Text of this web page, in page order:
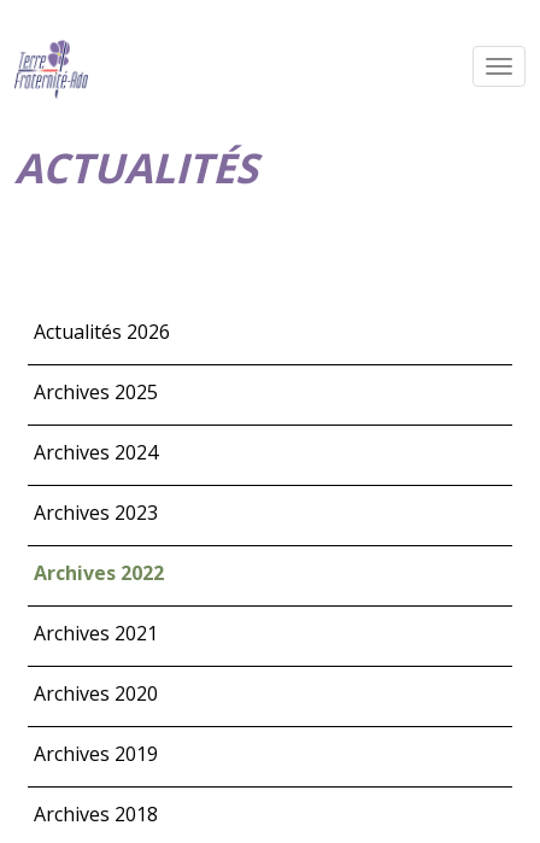
ACTUALITÉS
Actualités 2026
Archives 2025
Archives 2024
Archives 2023
Archives 2022
Archives 2021
Archives 2020
Archives 2019
Archives 2018